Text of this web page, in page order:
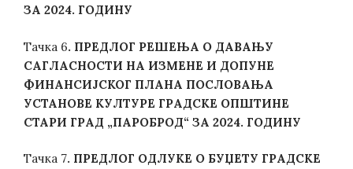
ЗА 2024. ГОДИНУ
Тачка 6. ПРЕДЛОГ РЕШЕЊА О ДАВАЊУ
САГЛАСНОСТИ НА ИЗМЕНЕ И ДОПУНЕ
ФИНАНСИЈСКОГ ПЛАНА ПОСЛОВАЊА
УСТАНОВЕ КУЛТУРЕ ГРАДСКЕ ОПШТИНЕ
СТАРИ ГРАД „ПАРОБРОД“ ЗА 2024. ГОДИНУ
Тачка 7. ПРЕДЛОГ ОДЛУКЕ О БУЏЕТУ ГРАДСКЕ